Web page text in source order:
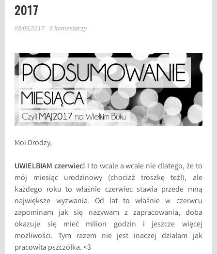
2017
08/06/2017 6 komentarzy
Moi Drodzy,
UWIELBIAM czerwiec! I to wcale a wcale nie dlatego, że to
mój miesiąc urodzinowy (chociaż troszkę też!), ale
każdego roku to właśnie czerwiec stawia przede mną
największe wyzwania. Od lat to właśnie w czerwcu
zapominam jak się nazywam z zapracowania, doba
okazuje się mieć milion godzin i jeszcze więcej
możliwości. Tym razem nie jest inaczej działam jak
pracowita pszczółka. <3